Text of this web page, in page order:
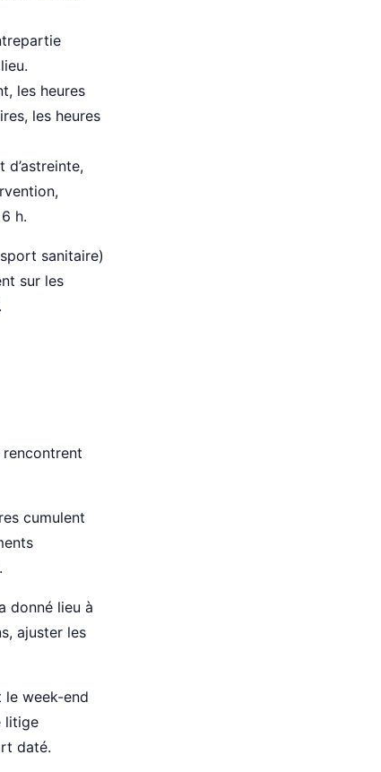
les heures
les heures
d’astreinte,
h.
sanitaire)
sur les
cumulent
donné lieu à
ajuster les
le week-end
litige
daté.